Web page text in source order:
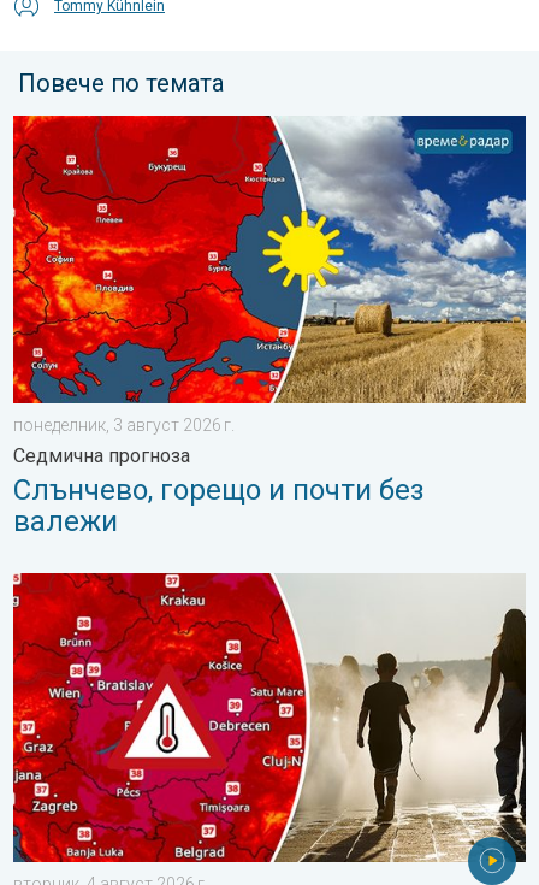
Tommy Kühnlein
Повече по темата
Слънчево, горещо и почти без валежи. Седмична
понеделник, 3 август 2026 г.
Седмична прогноза
Слънчево, горещо и почти без
валежи
Екстремна жега в Източна Европа. Максимални над 40 °C.